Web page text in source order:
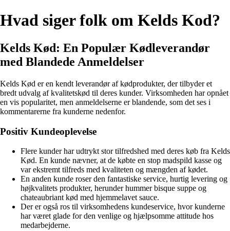
Hvad siger folk om Kelds Kod?
Kelds Kød: En Populær Kødleverandør
med Blandede Anmeldelser
Kelds Kød er en kendt leverandør af kødprodukter, der tilbyder et
bredt udvalg af kvalitetskød til deres kunder. Virksomheden har opnået
en vis popularitet, men anmeldelserne er blandende, som det ses i
kommentarerne fra kunderne nedenfor.
Positiv Kundeoplevelse
Flere kunder har udtrykt stor tilfredshed med deres køb fra Kelds
Kød. En kunde nævner, at de købte en stop madspild kasse og
var ekstremt tilfreds med kvaliteten og mængden af kødet.
En anden kunde roser den fantastiske service, hurtig levering og
højkvalitets produkter, herunder hummer bisque suppe og
chateaubriant kød med hjemmelavet sauce.
Der er også ros til virksomhedens kundeservice, hvor kunderne
har været glade for den venlige og hjælpsomme attitude hos
medarbejderne.